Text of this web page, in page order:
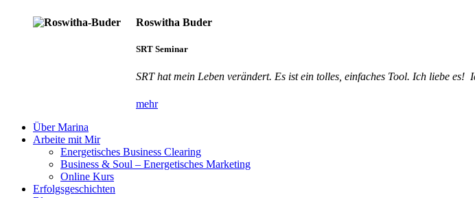
Roswitha Buder
SRT Seminar
SRT hat mein Leben verändert. Es ist ein tolles, einfaches Tool. Ich liebe
mehr
Über Marina
Arbeite mit Mir
Energetisches Business Clearing
Business & Soul – Energetisches Marketing
Online Kurs
Erfolgsgeschichten